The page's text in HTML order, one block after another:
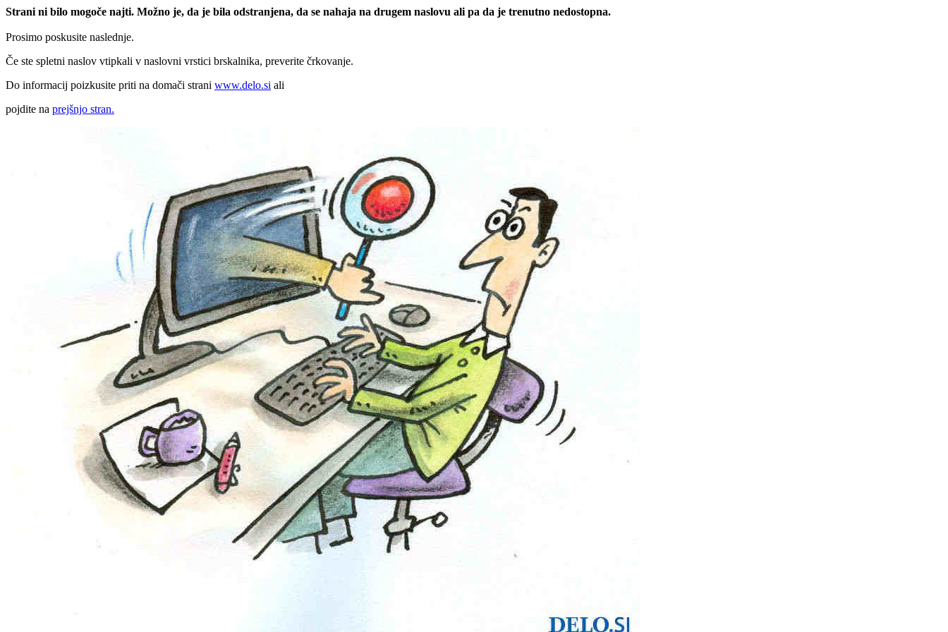
Strani ni bilo mogoče najti. Možno je, da je bila odstranjena, da se nahaja na drugem naslovu ali pa da je trenutno nedostopna.
Prosimo poskusite naslednje.
Če ste spletni naslov vtipkali v naslovni vrstici brskalnika, preverite črkovanje.
Do informacij poizkusite priti na domači strani www.delo.si ali
pojdite na prejšnjo stran.